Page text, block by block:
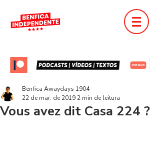
Vous avez dit Casa 224 ?
Benfica Awaydays 1904
22 de mar. de 2019 2 min de leitura